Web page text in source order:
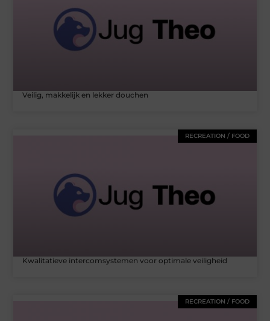
Veilig, makkelijk en lekker douchen
RECREATION / FOOD
Kwalitatieve intercomsystemen voor optimale veiligheid
RECREATION / FOOD